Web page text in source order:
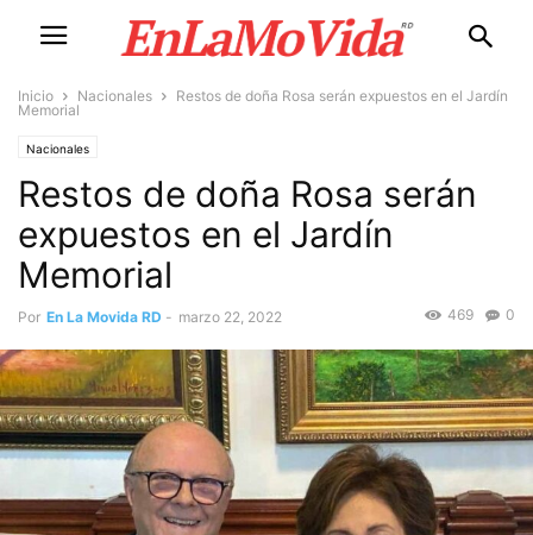
Inicio Nacionales
Restos de doña Rosa serán expuestos en el Jardín
Memorial
Nacionales
Restos de doña Rosa serán
expuestos en el Jardín
Memorial
Por En La Movida RD - marzo 22, 2022 0
469